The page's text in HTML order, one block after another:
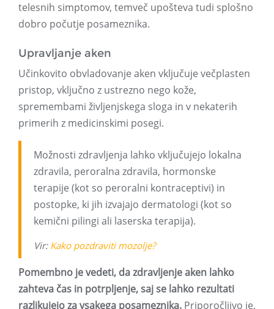
telesnih simptomov, temveč upošteva tudi splošno
dobro počutje posameznika.
Upravljanje aken
Učinkovito obvladovanje aken vključuje večplasten
pristop, vključno z ustrezno nego kože,
spremembami življenjskega sloga in v nekaterih
primerih z medicinskimi posegi.
Možnosti zdravljenja lahko vključujejo lokalna
zdravila, peroralna zdravila, hormonske
terapije (kot so peroralni kontraceptivi) in
postopke, ki jih izvajajo dermatologi (kot so
kemični pilingi ali laserska terapija).
Vir: Kako pozdraviti mozolje?
Pomembno je vedeti, da zdravljenje aken lahko
zahteva čas in potrpljenje, saj se lahko rezultati
razlikujejo za vsakega posameznika. Priporočljivo je,